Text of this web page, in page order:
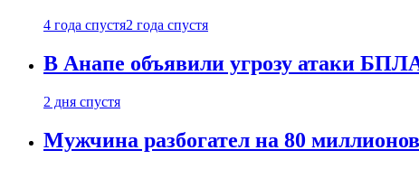
4 года спустя2 года спустя
В Анапе объявили угрозу атаки
2 дня спустя
Мужчина разбогател на 80